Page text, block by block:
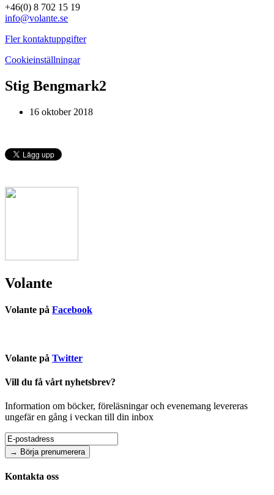
+46(0) 8 702 15 19
info@volante.se
Fler kontaktuppgifter
Cookieinställningar
Stig Bengmark2
16 oktober 2018
Volante
Volante på Facebook
Volante på Twitter
Vill du få vårt nyhetsbrev?
Information om böcker, föreläsningar och evenemang levereras
ungefär en gång i veckan till din inbox
Kontakta oss